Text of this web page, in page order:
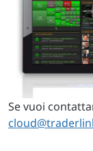
Se vuoi